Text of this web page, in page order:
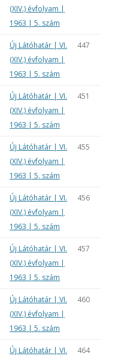
(XIV.) évfolyam |
1963 | 5. szám
Új Látóhatár | VI.
(XIV.) évfolyam |
1963 | 5. szám
447
Új Látóhatár | VI.
(XIV.) évfolyam |
1963 | 5. szám
451
Új Látóhatár | VI.
(XIV.) évfolyam |
1963 | 5. szám
455
Új Látóhatár | VI.
(XIV.) évfolyam |
1963 | 5. szám
456
Új Látóhatár | VI.
(XIV.) évfolyam |
1963 | 5. szám
457
Új Látóhatár | VI.
(XIV.) évfolyam |
1963 | 5. szám
460
Új Látóhatár | VI.
464